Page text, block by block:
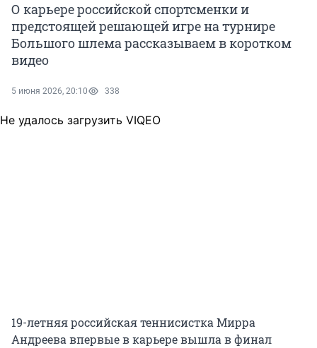
О карьере российской спортсменки и
предстоящей решающей игре на турнире
Большого шлема рассказываем в коротком
видео
5 июня 2026, 20:10 338
Не удалось загрузить VIQEO
19-летняя российская теннисистка Мирра
Андреева впервые в карьере вышла в финал